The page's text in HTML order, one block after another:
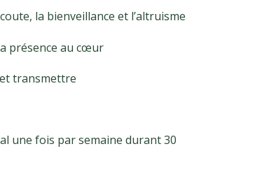
la bienveillance et l’altruisme
au cœur
une fois par semaine durant 30